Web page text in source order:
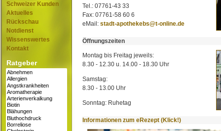
Schweizer Kunden
Aktuelles
Rückschau
Notdienst
Wissenswertes
Kontakt
Ratgeber
Tel.: 07761-43 33
Fax: 07761-58 60 6
eMail: stadt-apothekebs@t-online.de
Öffnungszeiten
Montag bis Freitag jeweils:
8.30 - 12.30 u. 14.00 - 18.30 Uhr
Samstag:
8.30 - 13.00 Uhr
Sonntag: Ruhetag
Informationen zum eRezept (Klick!)